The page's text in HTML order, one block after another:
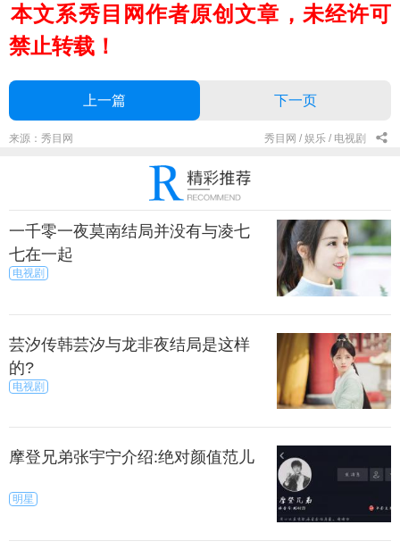
本文系秀目网作者原创文章，未经许可
禁止转载！
上一篇 下一页
来源：秀目网 秀目网 / 娱乐 / 电视剧
一千零一夜莫南结局并没有与凌七
七在一起
电视剧
芸汐传韩芸汐与龙非夜结局是这样
的?
电视剧
摩登兄弟张宇宁介绍:绝对颜值范儿
明星